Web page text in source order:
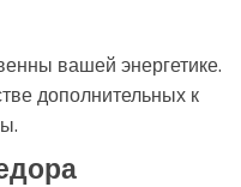
вашей энергетике.
дополнительных к